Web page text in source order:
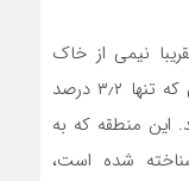
نیمی از خاک
تاجیکستان را در بر گرفته است. در حالی که تنها ۳٫۲ درصد
این منطقه که به
شده است،